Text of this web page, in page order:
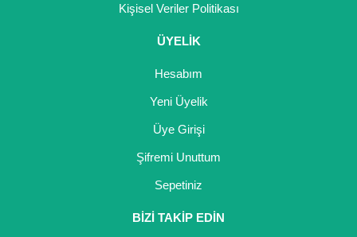
Kişisel Veriler Politikası
ÜYELİK
Hesabım
Yeni Üyelik
Üye Girişi
Şifremi Unuttum
Sepetiniz
BİZİ TAKİP EDİN